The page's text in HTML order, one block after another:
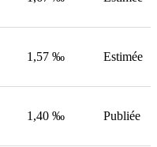
1,57 ‰ Estimée
1,40 ‰ Publiée